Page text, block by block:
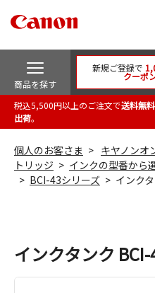
商品を探す
新規ご登録で
クーポ
税込5,500円以上のご注文で送料無料
出荷。
個人のお客さま キヤノンオ
トリッジ
インクの型番から
BCI-43シリーズ
インク
インクタンク